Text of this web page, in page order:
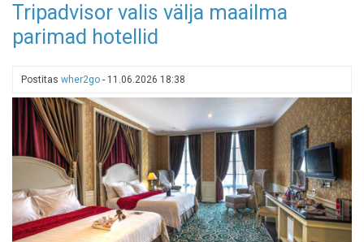
lennujaam
püstitas
kõigi
aegade
rekordi
Tripadvisor valis välja maailma
parimad hotellid
Postitas wher2go - 11.06.2026 18:38